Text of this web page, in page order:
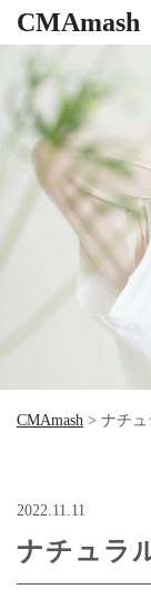
CMAmash
CMAmash > ナチュ
2022.11.11
ナチュラ